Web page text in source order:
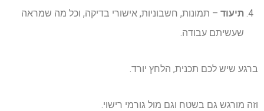
תיעוד – תמונות, חשבוניות, אישורי בדיקה, וכל מה שמראה
שעשיתם עבודה.
ברגע שיש לכם תכנית, הלחץ יורד.
וזה מורגש גם בשטח וגם מול גורמי רישוי.